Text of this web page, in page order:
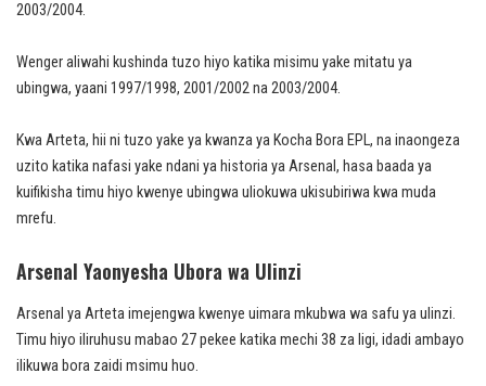
2003/2004.
Wenger aliwahi kushinda tuzo hiyo katika misimu yake mitatu ya
ubingwa, yaani 1997/1998, 2001/2002 na 2003/2004.
Kwa Arteta, hii ni tuzo yake ya kwanza ya Kocha Bora EPL, na inaongeza
uzito katika nafasi yake ndani ya historia ya Arsenal, hasa baada ya
kuifikisha timu hiyo kwenye ubingwa uliokuwa ukisubiriwa kwa muda
mrefu.
Arsenal Yaonyesha Ubora wa Ulinzi
Arsenal ya Arteta imejengwa kwenye uimara mkubwa wa safu ya ulinzi.
Timu hiyo iliruhusu mabao 27 pekee katika mechi 38 za ligi, idadi ambayo
ilikuwa bora zaidi msimu huo.